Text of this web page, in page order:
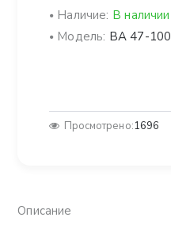
Наличие: В наличии
Модель: ВА 47-100
Просмотрено:1696
Описание